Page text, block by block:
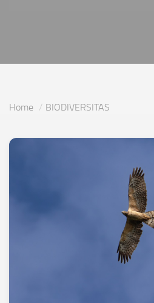
Home BIODIVERSITAS